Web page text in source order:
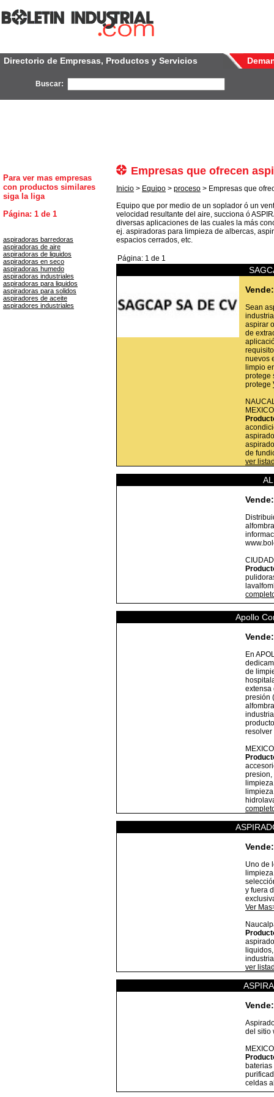
Directorio de Empresas, Productos y Servicios
Buscar:
Para ver mas empresas
con productos similares
siga la liga
Página: 1 de 1
aspiradoras barredoras
aspiradoras de aire
aspiradoras de liquidos
aspiradoras en seco
aspiradoras humedo
aspiradoras industriales
aspiradoras para liquidos
aspiradoras para solidos
aspiradores de aceite
aspiradores industriales
Empresas que ofrecen
Inicio > Equipo > proceso > Empresas que
Equipo que por medio de un soplador ó un
velocidad resultante del aire, succiona ó
diversas aplicaciones de las cuales la más
ej. aspiradoras para limpieza de albercas,
espacios cerrados, etc.
Página: 1 de 1
Vende:
Sean
aspirar
de
nuevos
limpio
protege
protege
MEXICO
de
ver
Vende:
Apollo
Vende:
En
de
extensa
presión
presion,
Vende:
Uno de
y fuera
Ver
ver
Vende:
del sitio
celdas